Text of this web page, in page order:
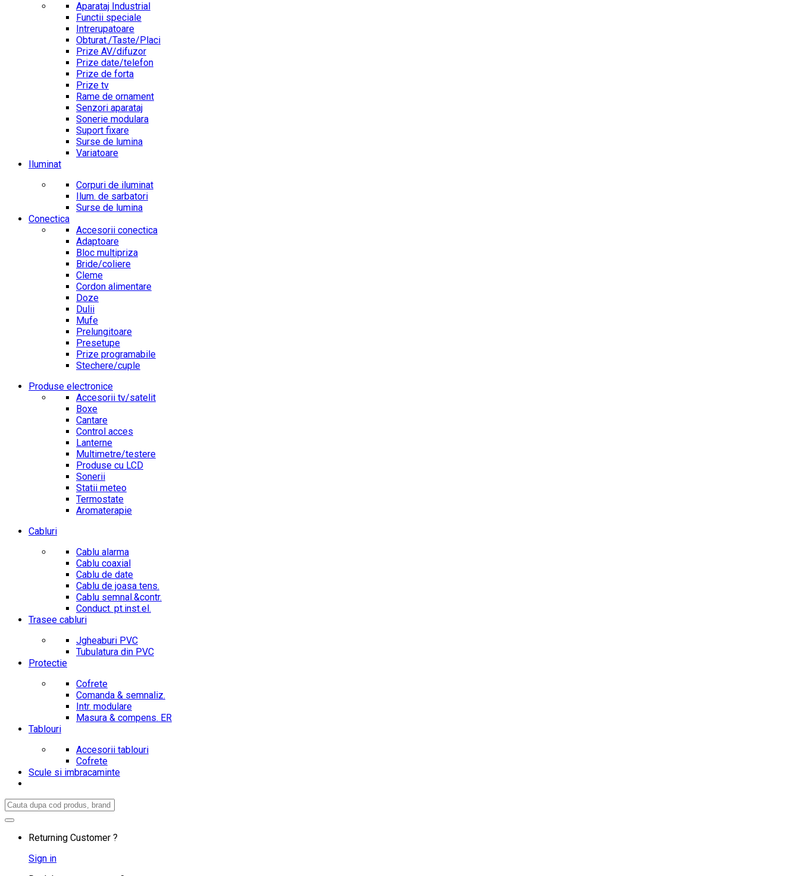
Aparataj Industrial
Functii speciale
Intrerupatoare
Obturat./Taste/Placi
Prize AV/difuzor
Prize date/telefon
Prize de forta
Prize tv
Rame de ornament
Senzori aparataj
Sonerie modulara
Suport fixare
Surse de lumina
Variatoare
Iluminat
Corpuri de iluminat
Ilum. de sarbatori
Surse de lumina
Conectica
Accesorii conectica
Adaptoare
Bloc multipriza
Bride/coliere
Cleme
Cordon alimentare
Doze
Dulii
Mufe
Prelungitoare
Presetupe
Prize programabile
Stechere/cuple
Produse electronice
Accesorii tv/satelit
Boxe
Cantare
Control acces
Lanterne
Multimetre/testere
Produse cu LCD
Sonerii
Statii meteo
Termostate
Aromaterapie
Cabluri
Cablu alarma
Cablu coaxial
Cablu de date
Cablu de joasa tens.
Cablu semnal.&contr.
Conduct. pt.inst.el.
Trasee cabluri
Jgheaburi PVC
Tubulatura din PVC
Protectie
Cofrete
Comanda & semnaliz.
Intr. modulare
Masura & compens. ER
Tablouri
Accesorii tablouri
Cofrete
Scule si imbracaminte
Search
for:
Returning Customer ?
Sign in